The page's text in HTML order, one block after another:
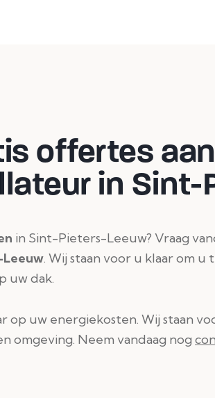
offertes
in Sint-
in Sint-Pieters-Leeuw? Vraag
. Wij staan voor u klaar om
uw dak.
uw energiekosten. Wij staan
omgeving. Neem vandaag nog